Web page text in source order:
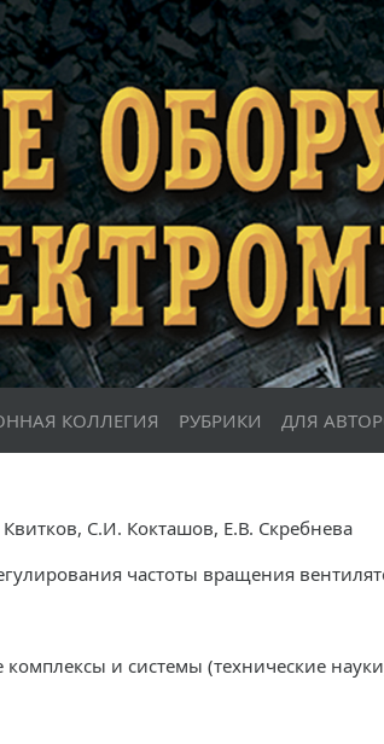
КОЛЛЕГИЯ РУБРИКИ ДЛЯ
С.И. Кокташов, Е.В. Скребнева
частоты вращения
комплексы и системы (технические